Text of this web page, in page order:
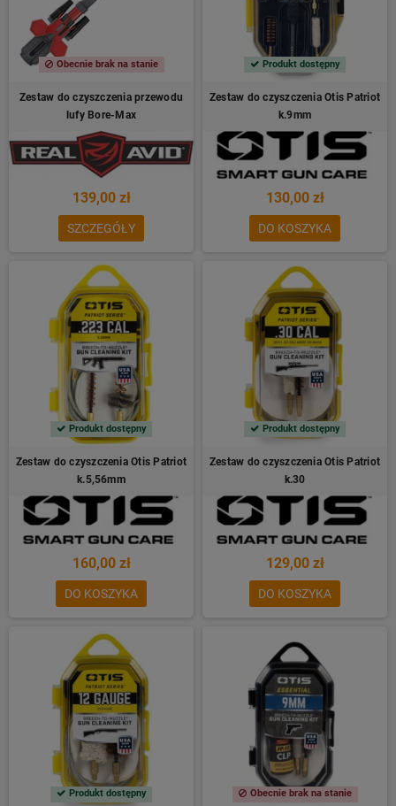
Obecnie brak na stanie
Zestaw do czyszczenia przewodu
lufy Bore-Max
139,00 zł
SZCZEGÓŁY
Produkt dostępny
Zestaw do czyszczenia Otis Patriot
k.9mm
130,00 zł
DO KOSZYKA
Produkt dostępny
Zestaw do czyszczenia Otis Patriot
k.5,56mm
160,00 zł
DO KOSZYKA
Produkt dostępny
Zestaw do czyszczenia Otis Patriot
k.30
129,00 zł
DO KOSZYKA
Produkt dostępny Obecnie brak na stanie